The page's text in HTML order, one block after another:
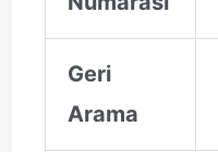
Geri
Arama